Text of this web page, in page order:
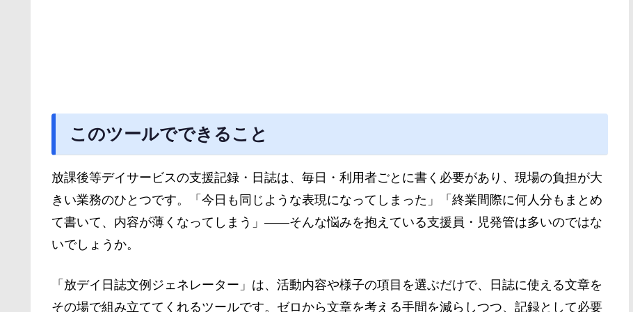
このツールでできること
放課後等デイサービスの支援記録・日誌は、毎日・利用者ごとに書く必要があり、現場の負担が大
きい業務のひとつです。「今日も同じような表現になってしまった」「終業間際に何人分もまとめ
て書いて、内容が薄くなってしまう」——そんな悩みを抱えている支援員・児発管は多いのではな
いでしょうか。
「放デイ日誌文例ジェネレーター」は、活動内容や様子の項目を選ぶだけで、日誌に使える文章を
その場で組み立ててくれるツールです。ゼロから文章を考える手間を減らしつつ、記録として必要